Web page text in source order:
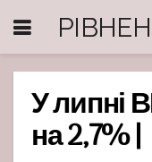
У липні
на 2,7% |